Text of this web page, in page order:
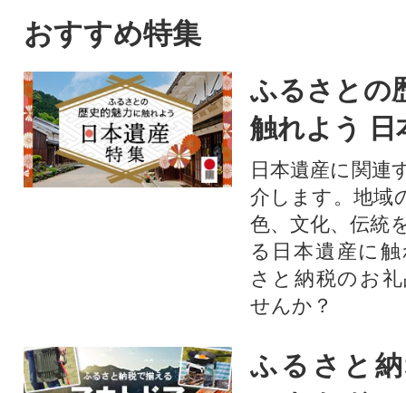
ます。東京都千代田区在住の
方はPayPay商品券を受け取れ
ませんのでご注意ください。
おすすめ特集
ふるさとの
触れよう 日
日本遺産に関連
介します。地域
色、文化、伝統
る日本遺産に
さと納税のお
せんか？​​​
ふるさと